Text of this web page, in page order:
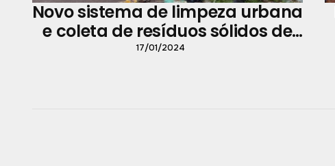
Novo sistema de limpeza urbana
e coleta de resíduos sólidos de
Belém será apresentado nesta
17/01/2024